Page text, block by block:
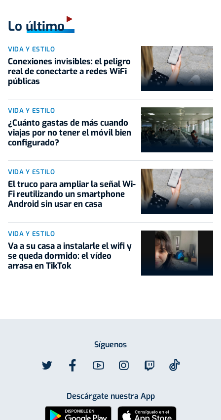
Lo último
VIDA Y ESTILO
Conexiones invisibles: el peligro
real de conectarte a redes WiFi
públicas
VIDA Y ESTILO
¿Cuánto gastas de más cuando
viajas por no tener el móvil bien
configurado?
VIDA Y ESTILO
El truco para ampliar la señal Wi-
Fi reutilizando un smartphone
Android sin usar en casa
VIDA Y ESTILO
Va a su casa a instalarle el wifi y
se queda dormido: el vídeo
arrasa en TikTok
Síguenos
Descárgate nuestra App